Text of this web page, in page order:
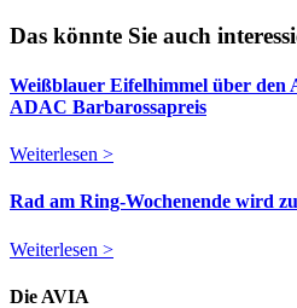
Das könnte Sie auch
Weißblauer Eifelhimmel über den
ADAC Barbarossapreis
Weiterlesen >
Rad am Ring-Wochenende wird
Weiterlesen >
Die AVIA